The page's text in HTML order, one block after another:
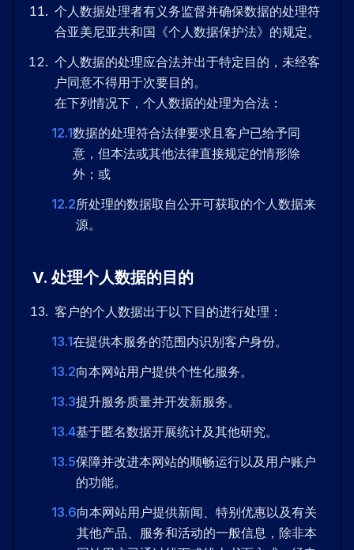
个人数据处理者有义务监督并确保数据的处理符
合亚美尼亚共和国《个人数据保护法》的规定。
个人数据的处理应合法并出于特定目的，未经客
户同意不得用于次要目的。
在下列情况下，个人数据的处理为合法：
12.1数据的处理符合法律要求且客户已给予同
意，但本法或其他法律直接规定的情形除
外；或
12.2所处理的数据取自公开可获取的个人数据来
源。
V. 处理个人数据的目的
客户的个人数据出于以下目的进行处理：
13.1在提供本服务的范围内识别客户身份。
13.2向本网站用户提供个性化服务。
13.3提升服务质量并开发新服务。
13.4基于匿名数据开展统计及其他研究。
13.5保障并改进本网站的顺畅运行以及用户账户
的功能。
13.6向本网站用户提供新闻、特别优惠以及有关
其他产品、服务和活动的一般信息，除非本